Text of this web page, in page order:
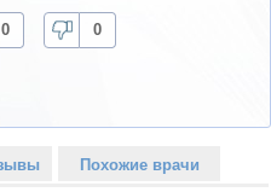
0 0
Похожие врачи